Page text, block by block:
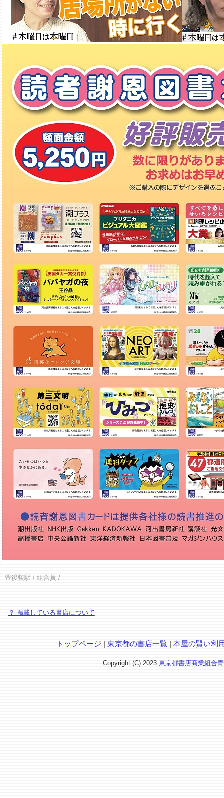
豊後荻駅 / 組合員 /
？ 掲載している書店について
トップページ | 東京都の書店一覧 | 本屋の賢い利
Copyright (C) 2023 東京都書店商業組合